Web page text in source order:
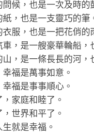
候，也是一次及時的
，也是一支靈巧的筆
服，也是一把花俏的
，是一艘豪華輪船，
，是一條長長的河，
福是萬事如意。
福是事事順心。
家庭和睦了。
世界和平了。
就是幸福。